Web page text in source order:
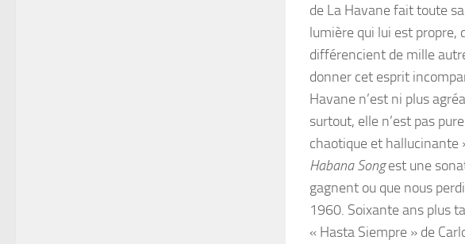
de La Havane fait toute
lumière qui lui est propre,
différencient de mille
donner cet esprit
Havane n’est ni plus
surtout, elle n’est pas
chaotique et hallucinante
Habana Songest une
gagnent ou que nous
1960. Soixante ans plus
« Hasta Siempre » de